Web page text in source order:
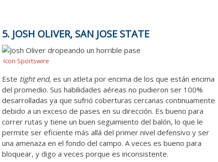
5. JOSH OLIVER, SAN JOSE STATE
Icon Sportswire
Este tight end, es un atleta por encima de los que están encima
del promedio. Sus habilidades aéreas no pudieron ser 100%
desarrolladas ya que sufrió coberturas cercanas continuamente
debido a un exceso de pases en su dirección. Es bueno para
correr rutas y tiene un buen seguimiento del balón, lo que le
permite ser eficiente más allá del primer nivel defensivo y ser
una amenaza en el fondo del campo. A veces es bueno para
bloquear, y digo a veces porque es inconsistente.